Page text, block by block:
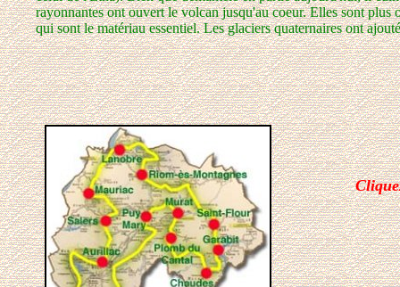
rayonnantes ont ouvert le volcan jusqu'au coeur. Elles sont plus
qui sont le matériau essentiel. Les glaciers quaternaires ont